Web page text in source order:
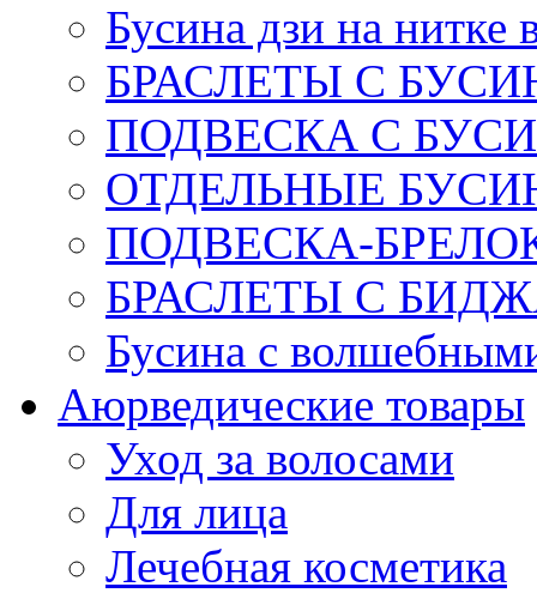
Бусина дзи на нитке
БРАСЛЕТЫ С
ПОДВЕСКА С
ОТДЕЛЬНЫЕ
ПОДВЕСКА-
БРАСЛЕТЫ С
Бусина с
Аюрведические товары
Уход за волосами
Для лица
Лечебная косметика